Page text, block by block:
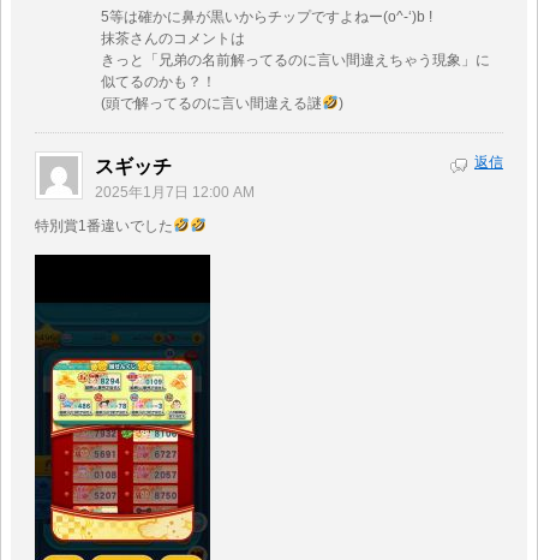
5等は確かに鼻が黒いからチップですよねー(o^-‘)b !
抹茶さんのコメントは
きっと「兄弟の名前解ってるのに言い間違えちゃう現象」に
似てるのかも？！
(頭で解ってるのに言い間違える謎
)
スギッチ
2025年1月7日 12:00 AM
特別賞1番違いでした
返信